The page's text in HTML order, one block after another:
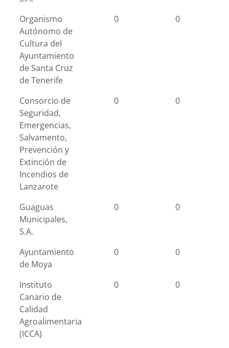
Organismo
Autónomo de
Cultura del
Ayuntamiento
de Santa Cruz
de Tenerife
0 0
Consorcio de
Seguridad,
Emergencias,
Salvamento,
Prevención y
Extinción de
Incendios de
Lanzarote
0 0
Guaguas
Municipales,
S.A.
0 0
Ayuntamiento
de Moya
0 0
Instituto
Canario de
Calidad
Agroalimentaria
(ICCA)
0 0